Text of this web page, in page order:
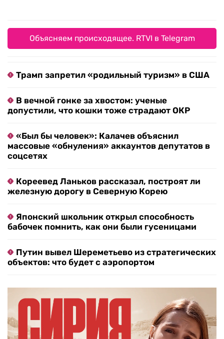
Объясняем происходящее. RTVI в Telegram
Трамп запретил «родильный туризм» в США
В вечной гонке за хвостом: ученые
допустили, что кошки тоже страдают ОКР
«Был бы человек»: Калачев объяснил
массовые «обнуления» аккаунтов депутатов в
соцсетях
Кореевед Ланьков рассказал, построят ли
железную дорогу в Северную Корею
Японский школьник открыл способность
бабочек помнить, как они были гусеницами
Путин вывел Шереметьево из стратегических
объектов: что будет с аэропортом